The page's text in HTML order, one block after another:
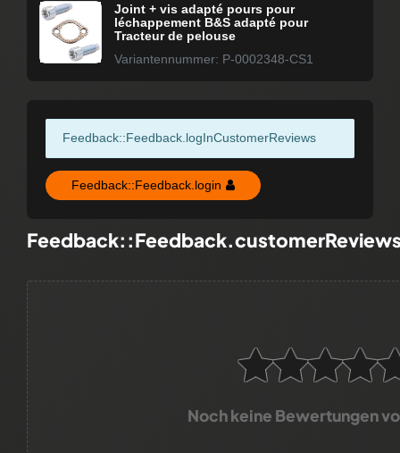
Joint + vis adapté pours pour
léchappement B&S adapté pour
Tracteur de pelouse
Variantennummer: P-0002348-CS1
Feedback::Feedback.logInCustomerReviews
Feedback::Feedback.login
Noch keine Bewertungen